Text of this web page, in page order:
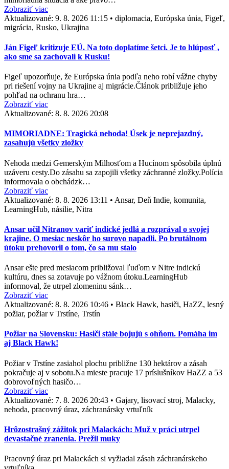
Zobraziť viac
Aktualizované: 9. 8. 2026 11:15 • diplomacia, Európska únia, Figeľ,
migrácia, Rusko, Ukrajina
Ján Figeľ kritizuje EÚ. Na toto doplatíme šetci. Je to hlúposť ,
ako sme sa zachovali k Rusku!
Figeľ upozorňuje, že Európska únia podľa neho robí vážne chyby
pri riešení vojny na Ukrajine aj migrácie.Článok približuje jeho
pohľad na ochranu hra…
Zobraziť viac
Aktualizované: 8. 8. 2026 20:08
MIMORIADNE: Tragická nehoda! Úsek je neprejazdný,
zasahujú všetky zložky
Nehoda medzi Gemerským Milhosťom a Hucínom spôsobila úplnú
uzáveru cesty.Do zásahu sa zapojili všetky záchranné zložky.Polícia
informovala o obchádzk…
Zobraziť viac
Aktualizované: 8. 8. 2026 13:11 • Ansar, Deň Indie, komunita,
LearningHub, násilie, Nitra
Ansar učil Nitranov variť indické jedlá a rozprával o svojej
krajine. O mesiac neskôr ho surovo napadli. Po brutálnom
útoku prehovoril o tom, čo sa mu stalo
Ansar ešte pred mesiacom približoval ľuďom v Nitre indickú
kultúru, dnes sa zotavuje po vážnom útoku.LearningHub
informoval, že utrpel zlomeninu sánk…
Zobraziť viac
Aktualizované: 8. 8. 2026 10:46 • Black Hawk, hasiči, HaZZ, lesný
požiar, požiar v Trstíne, Trstín
Požiar na Slovensku: Hasiči stále bojujú s ohňom. Pomáha im
aj Black Hawk!
Požiar v Trstíne zasiahol plochu približne 130 hektárov a zásah
pokračuje aj v sobotu.Na mieste pracuje 17 príslušníkov HaZZ a 53
dobrovoľných hasičo…
Zobraziť viac
Aktualizované: 7. 8. 2026 20:43 • Gajary, lisovací stroj, Malacky,
nehoda, pracovný úraz, záchranársky vrtuľník
Hrôzostrašný zážitok pri Malackách: Muž v práci utrpel
devastačné zranenia. Prežil muky
Pracovný úraz pri Malackách si vyžiadal zásah záchranárskeho